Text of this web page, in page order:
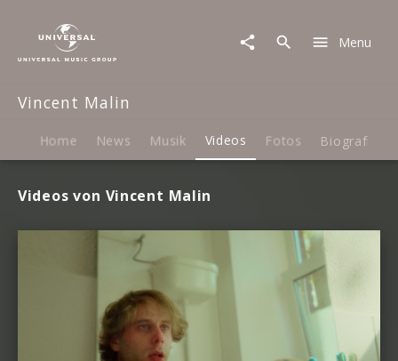
Videos
Menu
Vincent Malin
Home News Musik Videos Fotos Biografie
Videos von Vincent Malin